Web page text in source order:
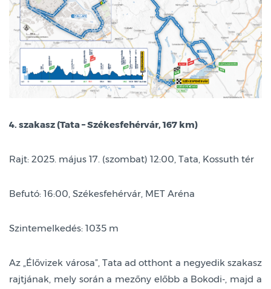
4. szakasz (Tata – Székesfehérvár, 167 km)
Rajt: 2025. május 17. (szombat) 12:00, Tata, Kossuth tér
Befutó: 16:00, Székesfehérvár, MET Aréna
Szintemelkedés: 1035 m
Az „Élővizek városa”, Tata ad otthont a negyedik szakasz
rajtjának, mely során a mezőny előbb a Bokodi-, majd a